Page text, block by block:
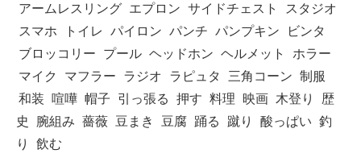
アームレスリング エプロン サイドチェスト
スタジオ
スマホ
トイレ パイロン パンチ パンプキン
ビンタ
ブロッコリー
プール ヘッドホン ヘルメット
ホラー
マイク
マフラー ラジオ ラピュタ 三角コーン 制服
和装
喧嘩 帽子 引っ張る 押す 料理 映画 木登り
歴
史
腕組み 薔薇 豆まき 豆腐 踊る 蹴り 酸っぱい 釣
り
飲む